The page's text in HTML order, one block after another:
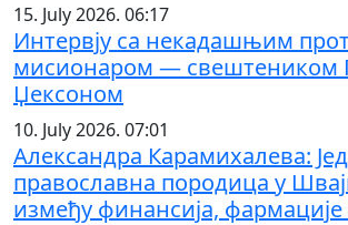
15. July 2026. 06:17
Интервју са некадашњим
мисионаром — свештеником
Џексоном
10. July 2026. 07:01
Александра Карамихалева:
православна породица у
између финансија,